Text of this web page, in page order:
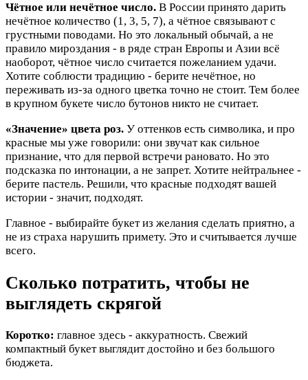
Чётное или нечётное число. В России принято дарить
нечётное количество (1, 3, 5, 7), а чётное связывают с
грустными поводами. Но это локальный обычай, а не
правило мироздания - в ряде стран Европы и Азии всё
наоборот, чётное число считается пожеланием удачи.
Хотите соблюсти традицию - берите нечётное, но
переживать из-за одного цветка точно не стоит. Тем более
в крупном букете число бутонов никто не считает.
«Значение» цвета роз. У оттенков есть символика, и про
красные мы уже говорили: они звучат как сильное
признание, что для первой встречи рановато. Но это
подсказка по интонации, а не запрет. Хотите нейтральнее -
берите пастель. Решили, что красные подходят вашей
истории - значит, подходят.
Главное - выбирайте букет из желания сделать приятно, а
не из страха нарушить примету. Это и считывается лучше
всего.
Сколько потратить, чтобы не
выглядеть скрягой
Коротко: главное здесь - аккуратность. Свежий
компактный букет выглядит достойно и без большого
бюджета.